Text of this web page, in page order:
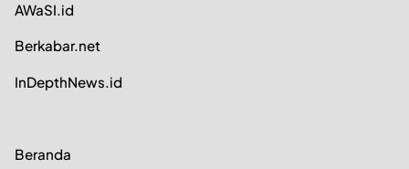
AWaSI.id
Berkabar.net
InDepthNews.id
Beranda